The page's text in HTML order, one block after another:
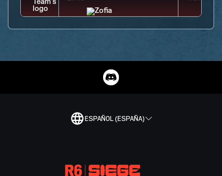
ESPAÑOL (ESPAÑA)